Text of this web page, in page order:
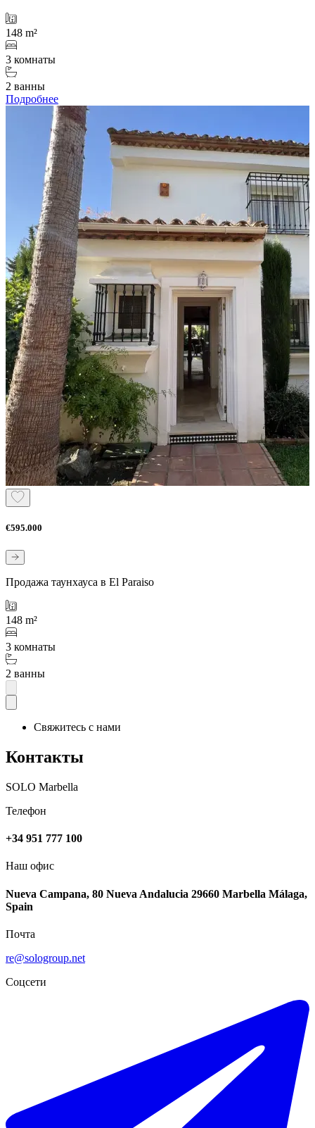
148 m²
3 комнаты
2 ванны
Подробнее
€595.000
Продажа таунхауса в El Paraiso
148 m²
3 комнаты
2 ванны
Свяжитесь с нами
Контакты
SOLO Marbella
Телефон
+34 951 777 100
Наш офис
Nueva Campana, 80 Nueva Andalucia 29660 Marbella Málaga,
Spain
Почта
re@sologroup.net
Соцсети